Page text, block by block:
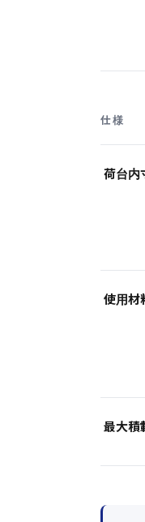
仕様
荷台内
使用材
最大積